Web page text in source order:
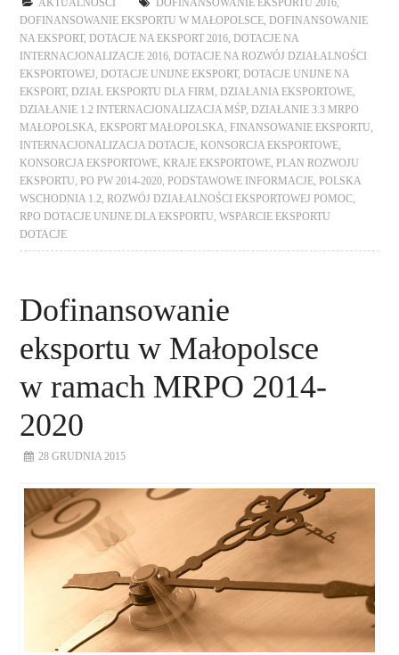
AKTUALNOŚCI DOFINANSOWANIE EKSPORTU 2016
DOFINANSOWANIE EKSPORTU W MAŁOPOLSCE ,DOFINANSOWANIE
NA EKSPORT,DOTACJE NA EKSPORT 2016 ,DOTACJE NA
INTERNACJONALIZACJE 2016 ,DOTACJE NA ROZWÓJ DZIAŁALNOŚCI
EKSPORTOWEJ ,DOTACJE UNIJNE EKSPORT,DOTACJE UNIJNE NA
EKSPORT,DZIAŁ EKSPORTU DLA FIRM ,DZIAŁANIA EKSPORTOWE
DZIAŁANIE 1.2 INTERNACJONALIZACJA MŚP ,DZIAŁANIE 3.3 MRPO
MAŁOPOLSKA ,EKSPORT MAŁOPOLSKA ,FINANSOWANIE EKSPORTU
INTERNACJONALIZACJA DOTACJE ,KONSORCJA EKSPORTOWE
KONSORCJA EKSPORTOWE ,KRAJE EKSPORTOWE ,PLAN ROZWOJU
EKSPORTU ,PO PW 2014-2020 ,PODSTAWOWE INFORMACJE ,POLSKA
WSCHODNIA 1.2 ,ROZWÓJ DZIAŁALNOŚCI EKSPORTOWEJ POMOC
RPO DOTACJE UNIJNE DLA EKSPORTU ,WSPARCIE EKSPORTU
DOTACJE
Dofinansowanie
eksportu w Małopolsce
w ramach MRPO 2014-
2020
28 GRUDNIA 2015